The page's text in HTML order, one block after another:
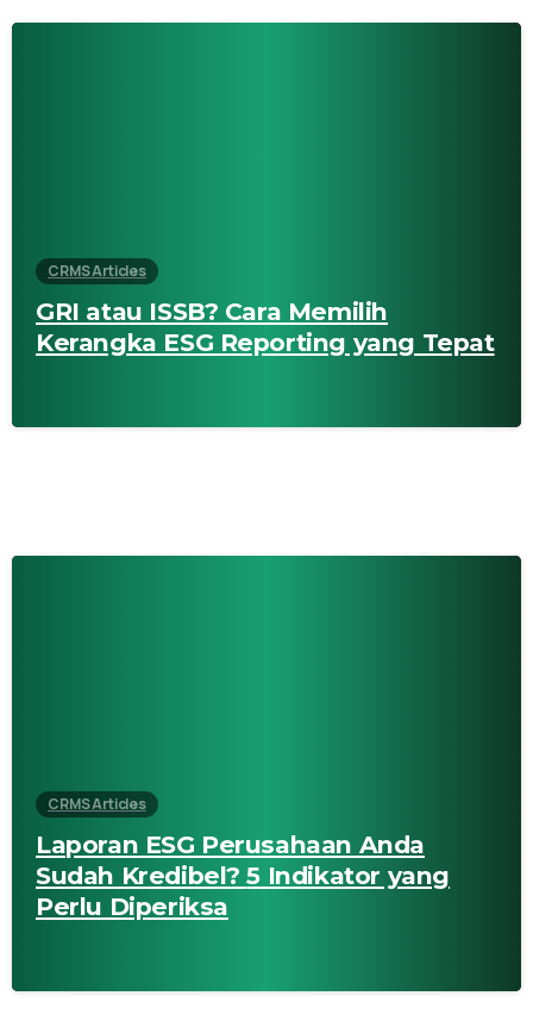
CRMS Articles
GRI atau ISSB? Cara Memilih
Kerangka ESG Reporting yang Tepat
CRMS Articles
Laporan ESG Perusahaan Anda
Sudah Kredibel? 5 Indikator yang
Perlu Diperiksa